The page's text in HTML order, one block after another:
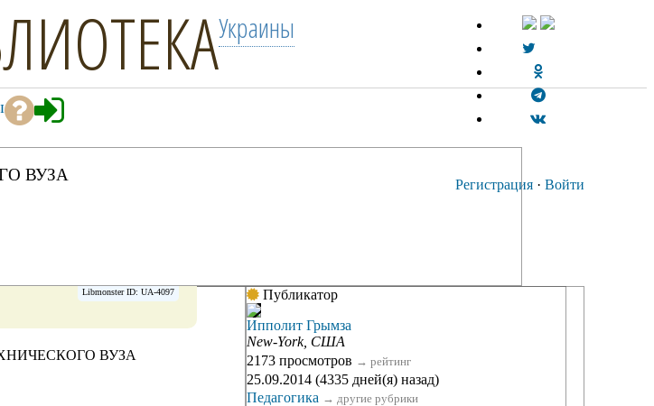
Украины
Регистрация · Войти
ВУЗА
Libmonster ID: UA-4097
ВУЗА
Публикатор
Ипполит Грымза
New-York, США
2173 просмотров → рейтинг
25.09.2014 (4335 дней(я) назад)
Педагогика → другие рубрики